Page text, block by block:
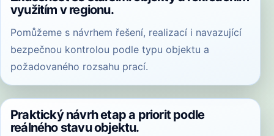
využitím v regionu.
Pomůžeme s návrhem řešení, realizací i navazující
bezpečnou kontrolou podle typu objektu a
požadovaného rozsahu prací.
Praktický návrh etap a priorit podle
reálného stavu objektu.